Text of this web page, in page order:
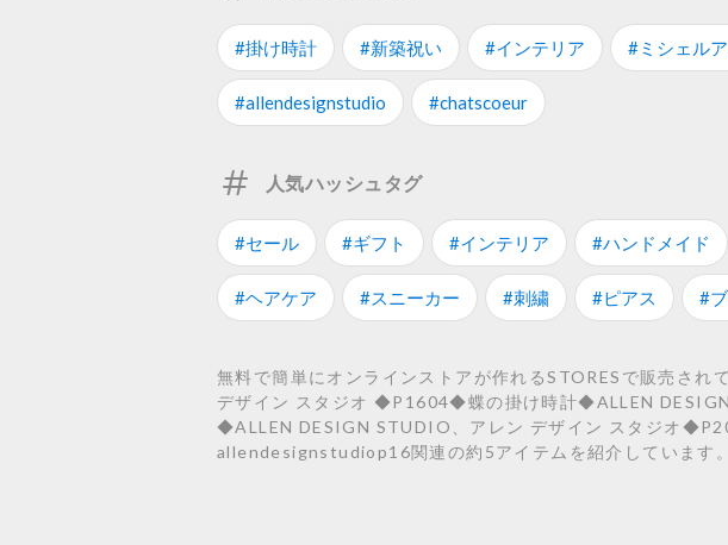
#掛け時計 #新築祝い #インテリア #ミシェル
#allendesignstudio #chatscoeur
人気ハッシュタグ
#セール #ギフト #インテリア #ハンドメイド
#ヘアケア #スニーカー #刺繍 #ピアス #
無料で簡単にオンラインストアが作れるSTORESで販売さ
デザイン スタジオ ◆P1604◆蝶の掛け時計◆ALLEN
◆ALLEN DESIGN STUDIO、アレン デザイン スタジオ
allendesignstudiop16関連の約5アイテムを紹介しています。